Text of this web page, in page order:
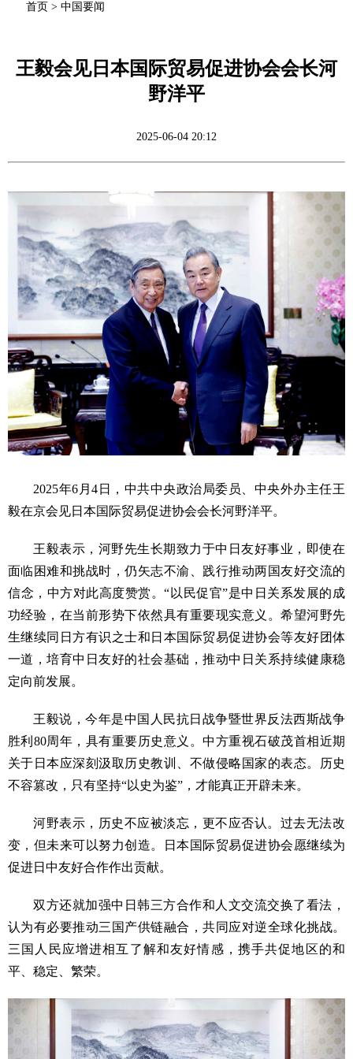
首页 > 中国要闻
王毅会见日本国际贸易促进协会会长河
野洋平
2025-06-04 20:12
2025年6月4日，中共中央政治局委员、中央外办主任王
毅在京会见日本国际贸易促进协会会长河野洋平。
王毅表示，河野先生长期致力于中日友好事业，即使在
面临困难和挑战时，仍矢志不渝、践行推动两国友好交流的
信念，中方对此高度赞赏。“以民促官”是中日关系发展的成
功经验，在当前形势下依然具有重要现实意义。希望河野先
生继续同日方有识之士和日本国际贸易促进协会等友好团体
一道，培育中日友好的社会基础，推动中日关系持续健康稳
定向前发展。
王毅说，今年是中国人民抗日战争暨世界反法西斯战争
胜利80周年，具有重要历史意义。中方重视石破茂首相近期
关于日本应深刻汲取历史教训、不做侵略国家的表态。历史
不容篡改，只有坚持“以史为鉴”，才能真正开辟未来。
河野表示，历史不应被淡忘，更不应否认。过去无法改
变，但未来可以努力创造。日本国际贸易促进协会愿继续为
促进日中友好合作作出贡献。
双方还就加强中日韩三方合作和人文交流交换了看法，
认为有必要推动三国产供链融合，共同应对逆全球化挑战。
三国人民应增进相互了解和友好情感，携手共促地区的和
平、稳定、繁荣。